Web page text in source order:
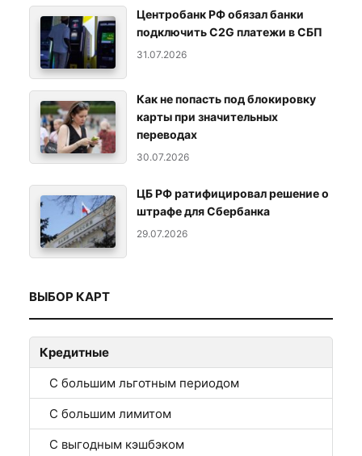
Центробанк РФ обязал банки
подключить C2G платежи в СБП
31.07.2026
Как не попасть под блокировку
карты при значительных
переводах
30.07.2026
ЦБ РФ ратифицировал решение о
штрафе для Сбербанка
29.07.2026
ВЫБОР КАРТ
Кредитные
С большим льготным периодом
С большим лимитом
С выгодным кэшбэком